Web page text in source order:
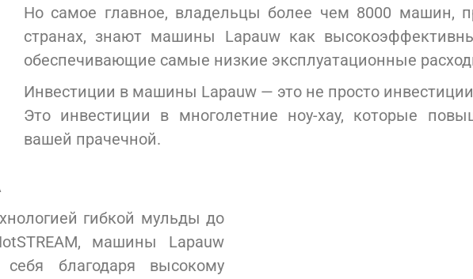
Но самое главное, владельцы более чем 8000 машин,
странах, знают машины Lapauw как
обеспечивающие самые низкие эксплуатационные
Инвестиции в машины Lapauw — это не просто
Это инвестиции в многолетние ноу-хау, которые
вашей прачечной.
гибкой мульды до
машины Lapauw
благодаря высокому